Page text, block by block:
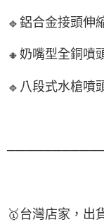
🔹 鋁合金接頭伸
🔸 奶嘴型全銅噴
🔹 八段式水槍噴
🥇 台灣店家，出